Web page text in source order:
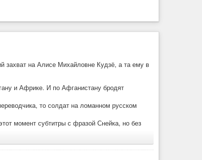
захват на Алисе Михайловне Кудзё, а та ему в
и Африке. И по Афганистану бродят
то солдат на ломанном русском
момент субтитры с фразой Снейка, но без
скажет